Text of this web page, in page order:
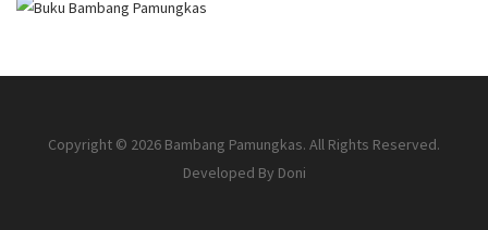
Copyright © 2026 Bambang Pamungkas. All Rights Reserved.
Developed By Doni